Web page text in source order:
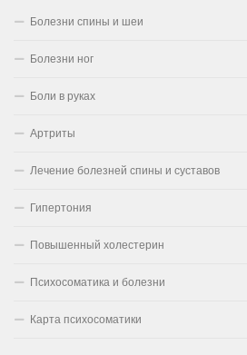
Болезни спины и шеи
Болезни ног
Боли в руках
Артриты
Лечение болезней спины и суставов
Гипертония
Повышенный холестерин
Психосоматика и болезни
Карта психосоматики